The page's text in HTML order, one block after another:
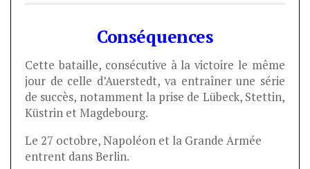
Conséquences
Cette bataille, consécutive à la victoire le même
jour de celle d’Auerstedt, va entraîner une série
de succès, notamment la prise de Lübeck, Stettin,
Küstrin et Magdebourg.
Le 27 octobre, Napoléon et la Grande Armée
entrent dans Berlin.